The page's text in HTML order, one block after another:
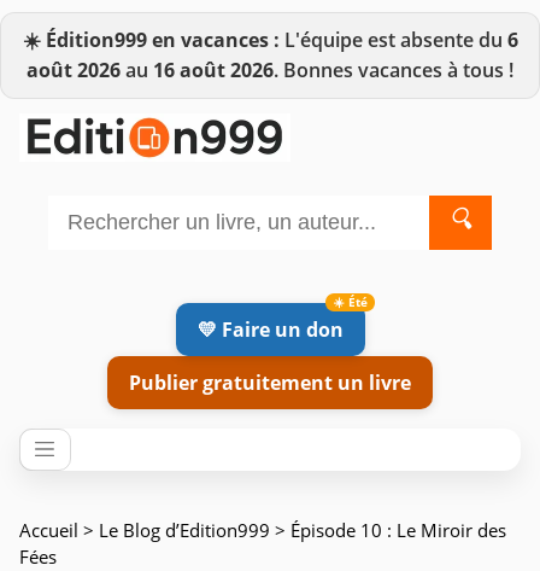
☀️ Édition999 en vacances : L'équipe est absente du 6
août 2026au 16 août 2026. Bonnes vacances à tous !
🔍
💛 Faire un don
Publier gratuitement un livre
Accueil > Le Blog d’Edition999 > Épisode 10 : Le Miroir des
Fées